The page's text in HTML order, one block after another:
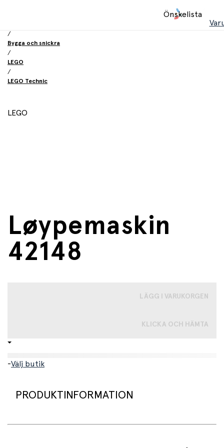
Önskelista
/
Bygga och snickra
/
LEGO
/
LEGO Technic
LEGO
Løypemaskin
42148
LÄGG I VARUKORGEN
KLICKA OCH HÄMTA
-Välj butik
PRODUKTINFORMATION